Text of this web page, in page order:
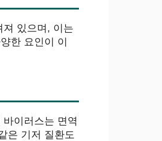
있으며, 이는
한 요인이 이
이러스는 면역
은 기저 질환도